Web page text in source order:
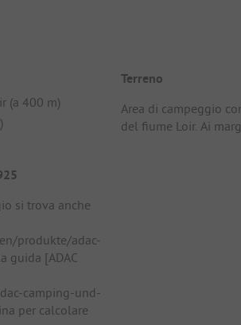
(a 400 m)
si trova anche
produkte/adac-
guida [ADAC
camping-und-
per calcolare
Terreno
Area di campeggio
del fiume Loir. Ai